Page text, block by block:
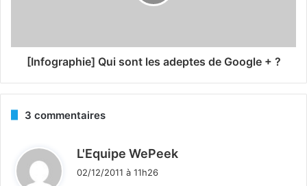
[Infographie] Qui sont les adeptes de Google + ?
3 commentaires
L'Equipe WePeek
02/12/2011 à 11h26